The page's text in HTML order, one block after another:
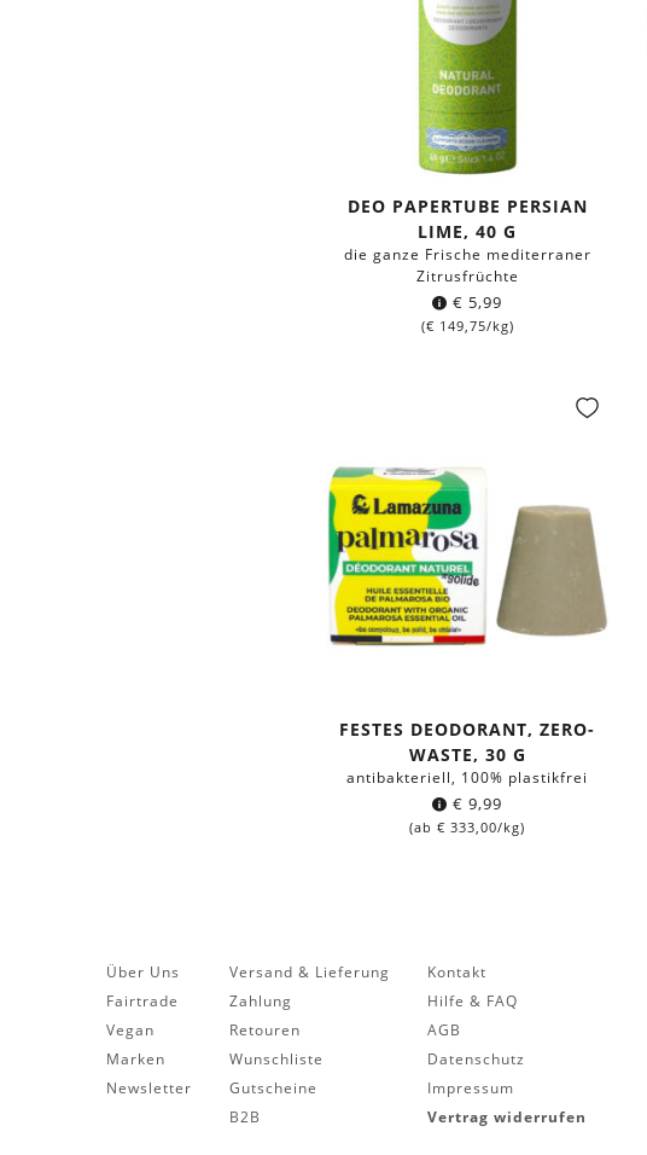
DEO PAPERTUBE PERSIAN
LIME, 40 G
die ganze Frische mediterraner
Zitrusfrüchte
€ 5,99
(€ 149,75/kg)
FESTES DEODORANT, ZERO-
WASTE, 30 G
antibakteriell, 100% plastikfrei
€ 9,99
(ab€ 333,00/kg)
Über Uns
Fairtrade
Vegan
Marken
Newsletter
Versand & Lieferung
Zahlung
Retouren
Wunschliste
Gutscheine
B2B
Kontakt
Hilfe & FAQ
AGB
Datenschutz
Impressum
Vertrag widerrufen